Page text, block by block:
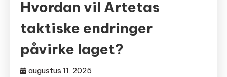
Hvordan vil Artetas
taktiske endringer
påvirke laget?
augustus 11, 2025